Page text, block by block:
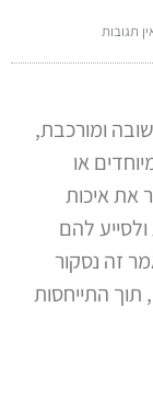
ומורכבת,
או
איכות
להם
זה נסקור
התייחסות